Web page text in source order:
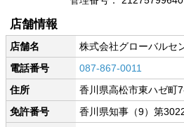
店舗情報
店舗名
株式会社グローバルセ
電話番号
087-867-0011
住所
香川県高松市東ハゼ町
免許番号
香川県知事（9）第